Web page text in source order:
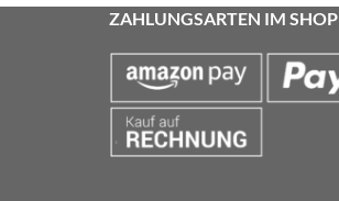
ZAHLUNGSARTEN IM SHOP